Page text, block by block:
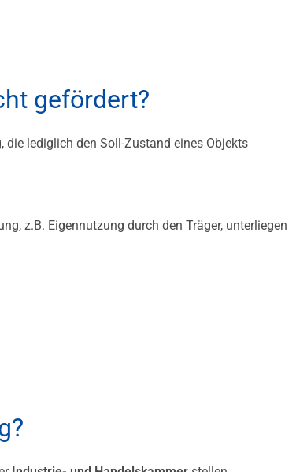
gefördert?
lediglich den Soll-Zustand eines Objekts
z.B. Eigennutzung durch den Träger, unterliegen